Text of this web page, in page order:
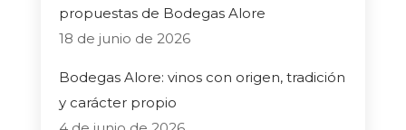
propuestas de Bodegas Alore
18 de junio de 2026
Bodegas Alore: vinos con origen, tradición
y carácter propio